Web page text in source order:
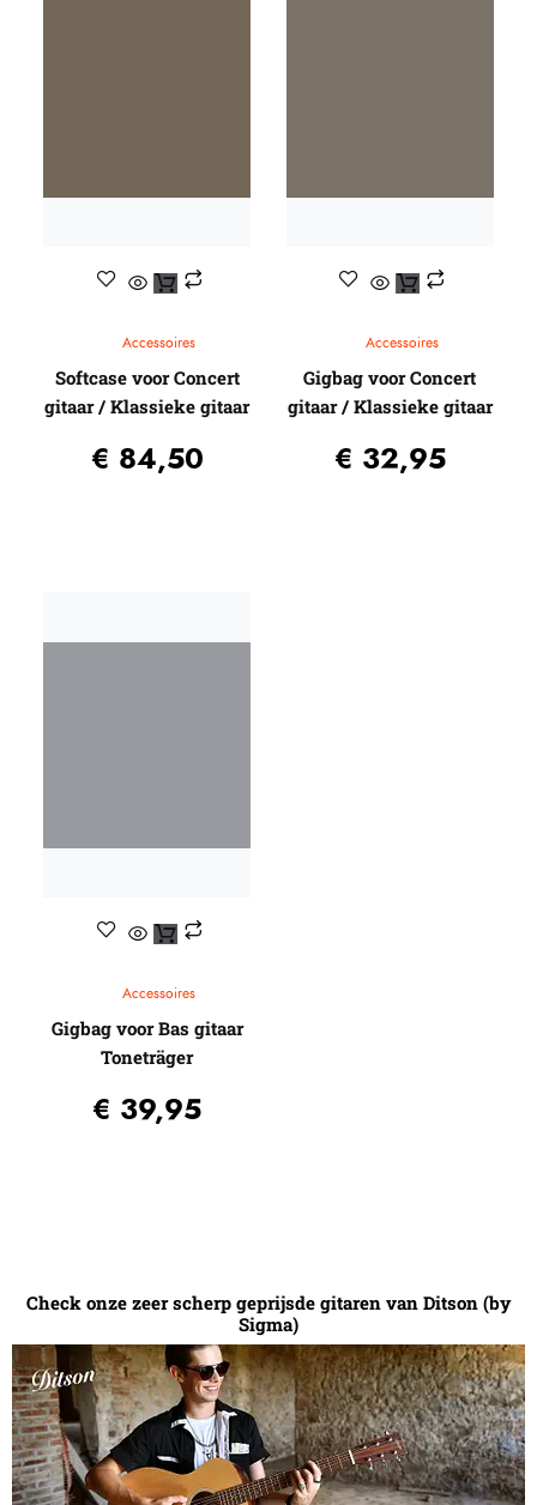
Accessoires
Softcase voor Concert
gitaar / Klassieke gitaar
€ 84,50
Accessoires
Gigbag voor Concert
gitaar / Klassieke gitaar
€ 32,95
Accessoires
Gigbag voor Bas gitaar
Toneträger
€ 39,95
Check onze zeer scherp geprijsde gitaren van Ditson (by
Sigma)